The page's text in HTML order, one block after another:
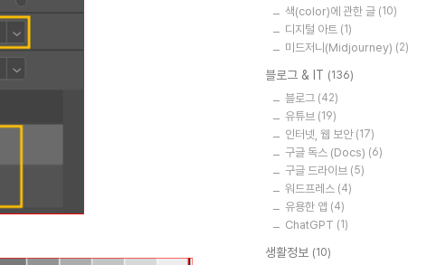
색(color)에 관한 글 (10)
디지털 아트 (1)
미드저니(Midjourney) (2)
블로그 & IT (136)
블로그 (42)
유튜브 (19)
인터넷, 웹 보안 (17)
구글 독스 (Docs) (6)
구글 드라이브 (5)
워드프레스 (4)
유용한 앱 (4)
ChatGPT (1)
생활정보 (10)